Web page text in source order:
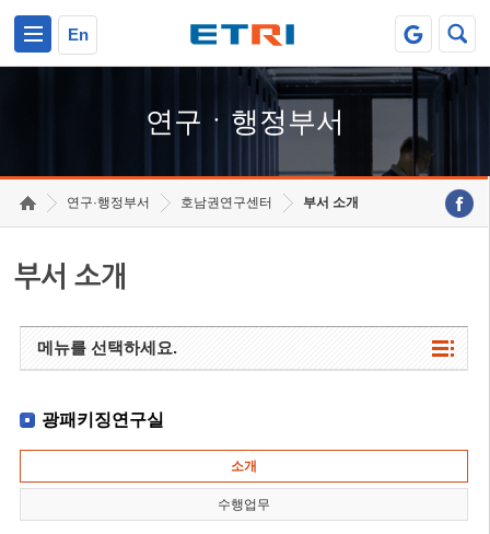
En
연구ㆍ행정부서
연구·행정부서 호남권연구센터 부서 소개
부서 소개
메뉴를 선택하세요.
광패키징연구실
소개
수행업무